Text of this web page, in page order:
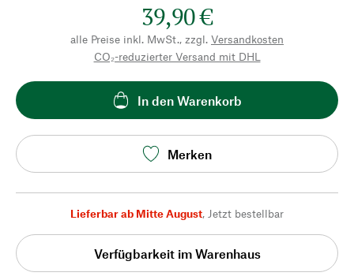
39,90 €
alle Preise inkl. MwSt., zzgl. Versandkosten
CO₂-reduzierter Versand mit DHL
In den Warenkorb
Merken
Lieferbar ab Mitte August, Jetzt bestellbar
Verfügbarkeit im Warenhaus